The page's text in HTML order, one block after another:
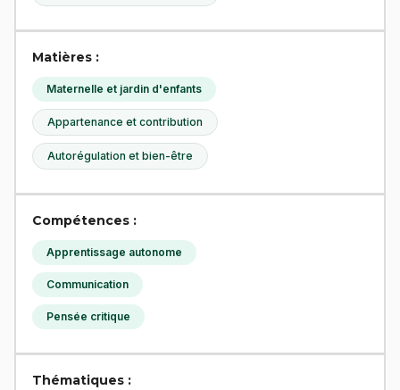
Matières :
Maternelle et jardin d'enfants
Appartenance et contribution
Autorégulation et bien-être
Compétences :
Apprentissage autonome
Communication
Pensée critique
Thématiques :